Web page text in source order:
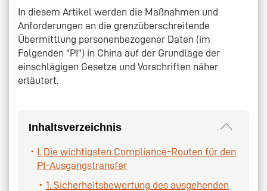
In diesem Artikel werden die Maßnahmen und
Anforderungen an die grenzüberschreitende
Übermittlung personenbezogener Daten (im
Folgenden "PI") in China auf der Grundlage der
einschlägigen Gesetze und Vorschriften näher
erläutert.
Inhaltsverzeichnis
I. Die wichtigsten Compliance-Routen für den
PI-Ausgangstransfer
1. Sicherheitsbewertung des ausgehenden